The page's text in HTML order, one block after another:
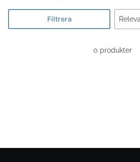
Filtrera
0 produkter